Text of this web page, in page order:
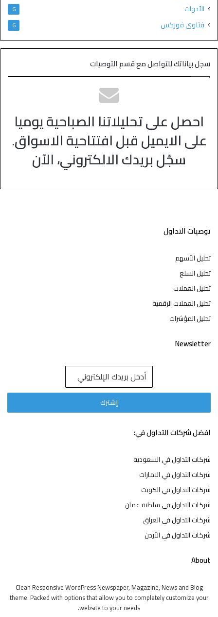
الأدوات 6
فتاوى فوركس 6
سجل بياناتك للتواصل مع قسم التوصيات
احصل على تحليلاتنا الصباحية يوميا
على الايميل قبل افتتاحية الاسواق.
سجّل بريدك الالكتروني، الآن
توصيات التداول
تحليل الأسهم
تحليل السلع
تحليل العملات
تحليل العملات الرقمية
تحليل المؤشرات
Newsletter
افضل شركات التداول في:
شركات التداول في السعودية
شركات التداول في الامارات
شركات التداول في الكويت
شركات التداول في سلطنة عمان
شركات التداول في العراق
شركات التداول في الأردن
About
Clean Responsive WordPress Newspaper, Magazine, News and Blog
theme. Packed with options that allow you to completely customize your
website to your needs.